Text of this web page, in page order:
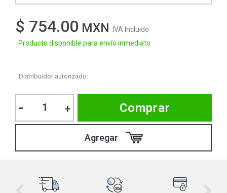
$ 754.00
IVA Incluido
Producto disponible para envío inmediato
Distribuidor autorizado:
- + Comprar